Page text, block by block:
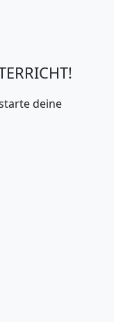
deine